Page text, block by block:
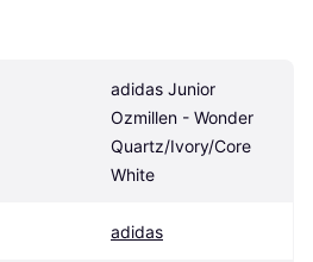
adidas Junior
Ozmillen - Wonder
Quartz/Ivory/Core
White
adidas